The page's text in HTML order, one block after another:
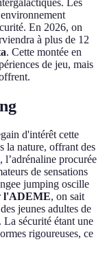
En 2026, on
à plus de 12
. Cette montée en
de jeu, mais
d'intérêt cette
la nature, offrant des
procurée
de sensations
jumping oscille
l'ADEME, on sait
jeunes adultes de
La sécurité étant une
rigoureuses, ce